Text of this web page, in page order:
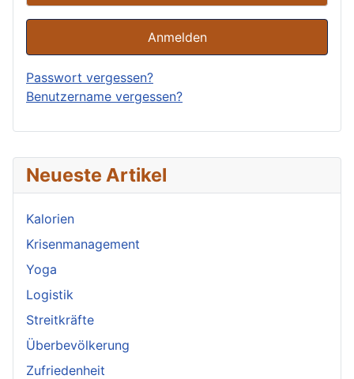
Neueste Artikel
Kalorien
Krisenmanagement
Yoga
Logistik
Streitkräfte
Überbevölkerung
Zufriedenheit
Anmelden
Passwort vergessen?
Benutzername vergessen?